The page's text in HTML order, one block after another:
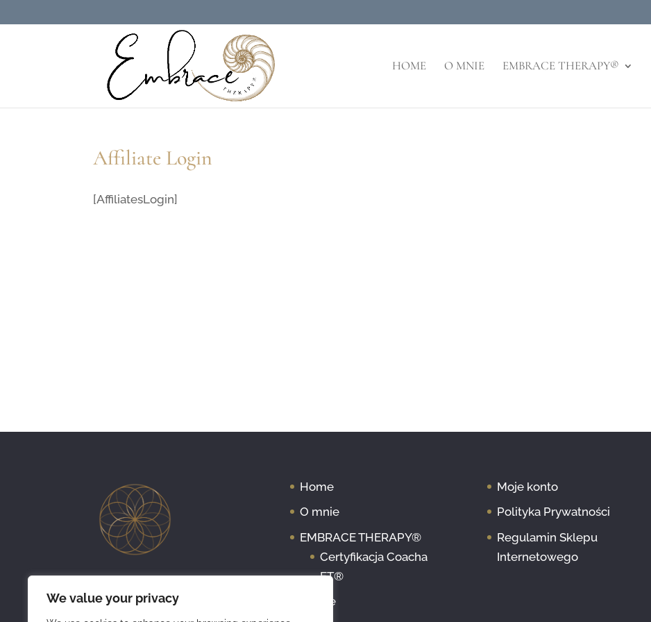
We value your privacy
HOME O MNIE EMBRACE THERAPY®
Affiliate Login
[AffiliatesLogin]
Home
O mnie
EMBRACE THERAPY®
Certyfikacja Coacha
ET®
Opinie
Moje konto
Polityka Prywatności
Regulamin Sklepu
Internetowego